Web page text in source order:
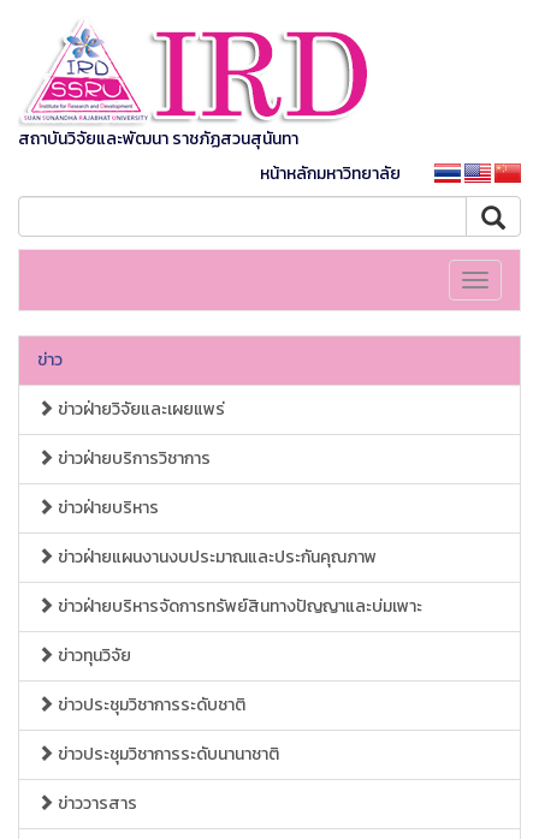
สถาบันวิจัยและพัฒนา ราชภัฏสวนสุนันทา
หน้าหลักมหาวิทยาลัย
Toggle
ข่าว
ข่าวฝ่ายวิจัยและเผยแพร่
ข่าวฝ่ายบริการวิชาการ
ข่าวฝ่ายบริหาร
ข่าวฝ่ายแผนงานงบประมาณและประกันคุณภาพ
ข่าวฝ่ายบริหารจัดการทรัพย์สินทางปัญญาและบ่มเพาะ
ข่าวทุนวิจัย
ข่าวประชุมวิชาการระดับชาติ
ข่าวประชุมวิชาการระดับนานาชาติ
ข่าววารสาร